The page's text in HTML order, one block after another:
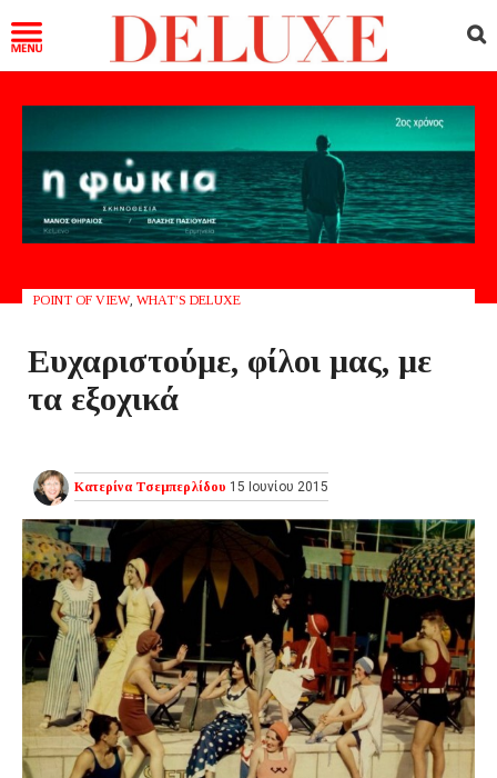
POINT OF VIEW, WHAT’S DELUXE
Ευχαριστούμε, φίλοι μας, με
τα εξοχικά
Κατερίνα Τσεμπερλίδου 15 Ιουνίου 2015